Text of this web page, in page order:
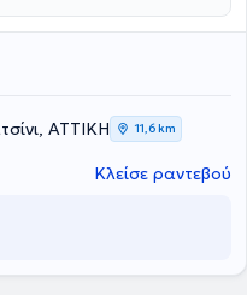
ΑΤΤΙΚΗ 11,6 km
Κλείσε ραντεβού